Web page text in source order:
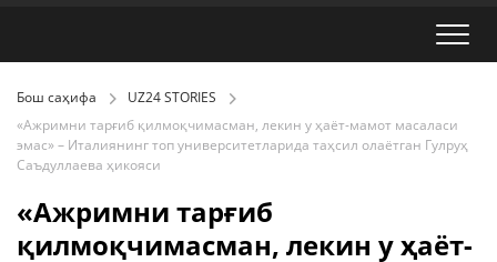
Бош саҳифа
UZ24 STORIES
«Ажримни тарғиб қилмоқчимасман, лекин у ҳаёт-мамот масаласи
эмас» – Италиянинг топ университетларида таҳсил олаётган Гулруҳ
Саъдуллаева ҳикояси
«Ажримни тарғиб
қилмоқчимасман, лекин у ҳаёт-